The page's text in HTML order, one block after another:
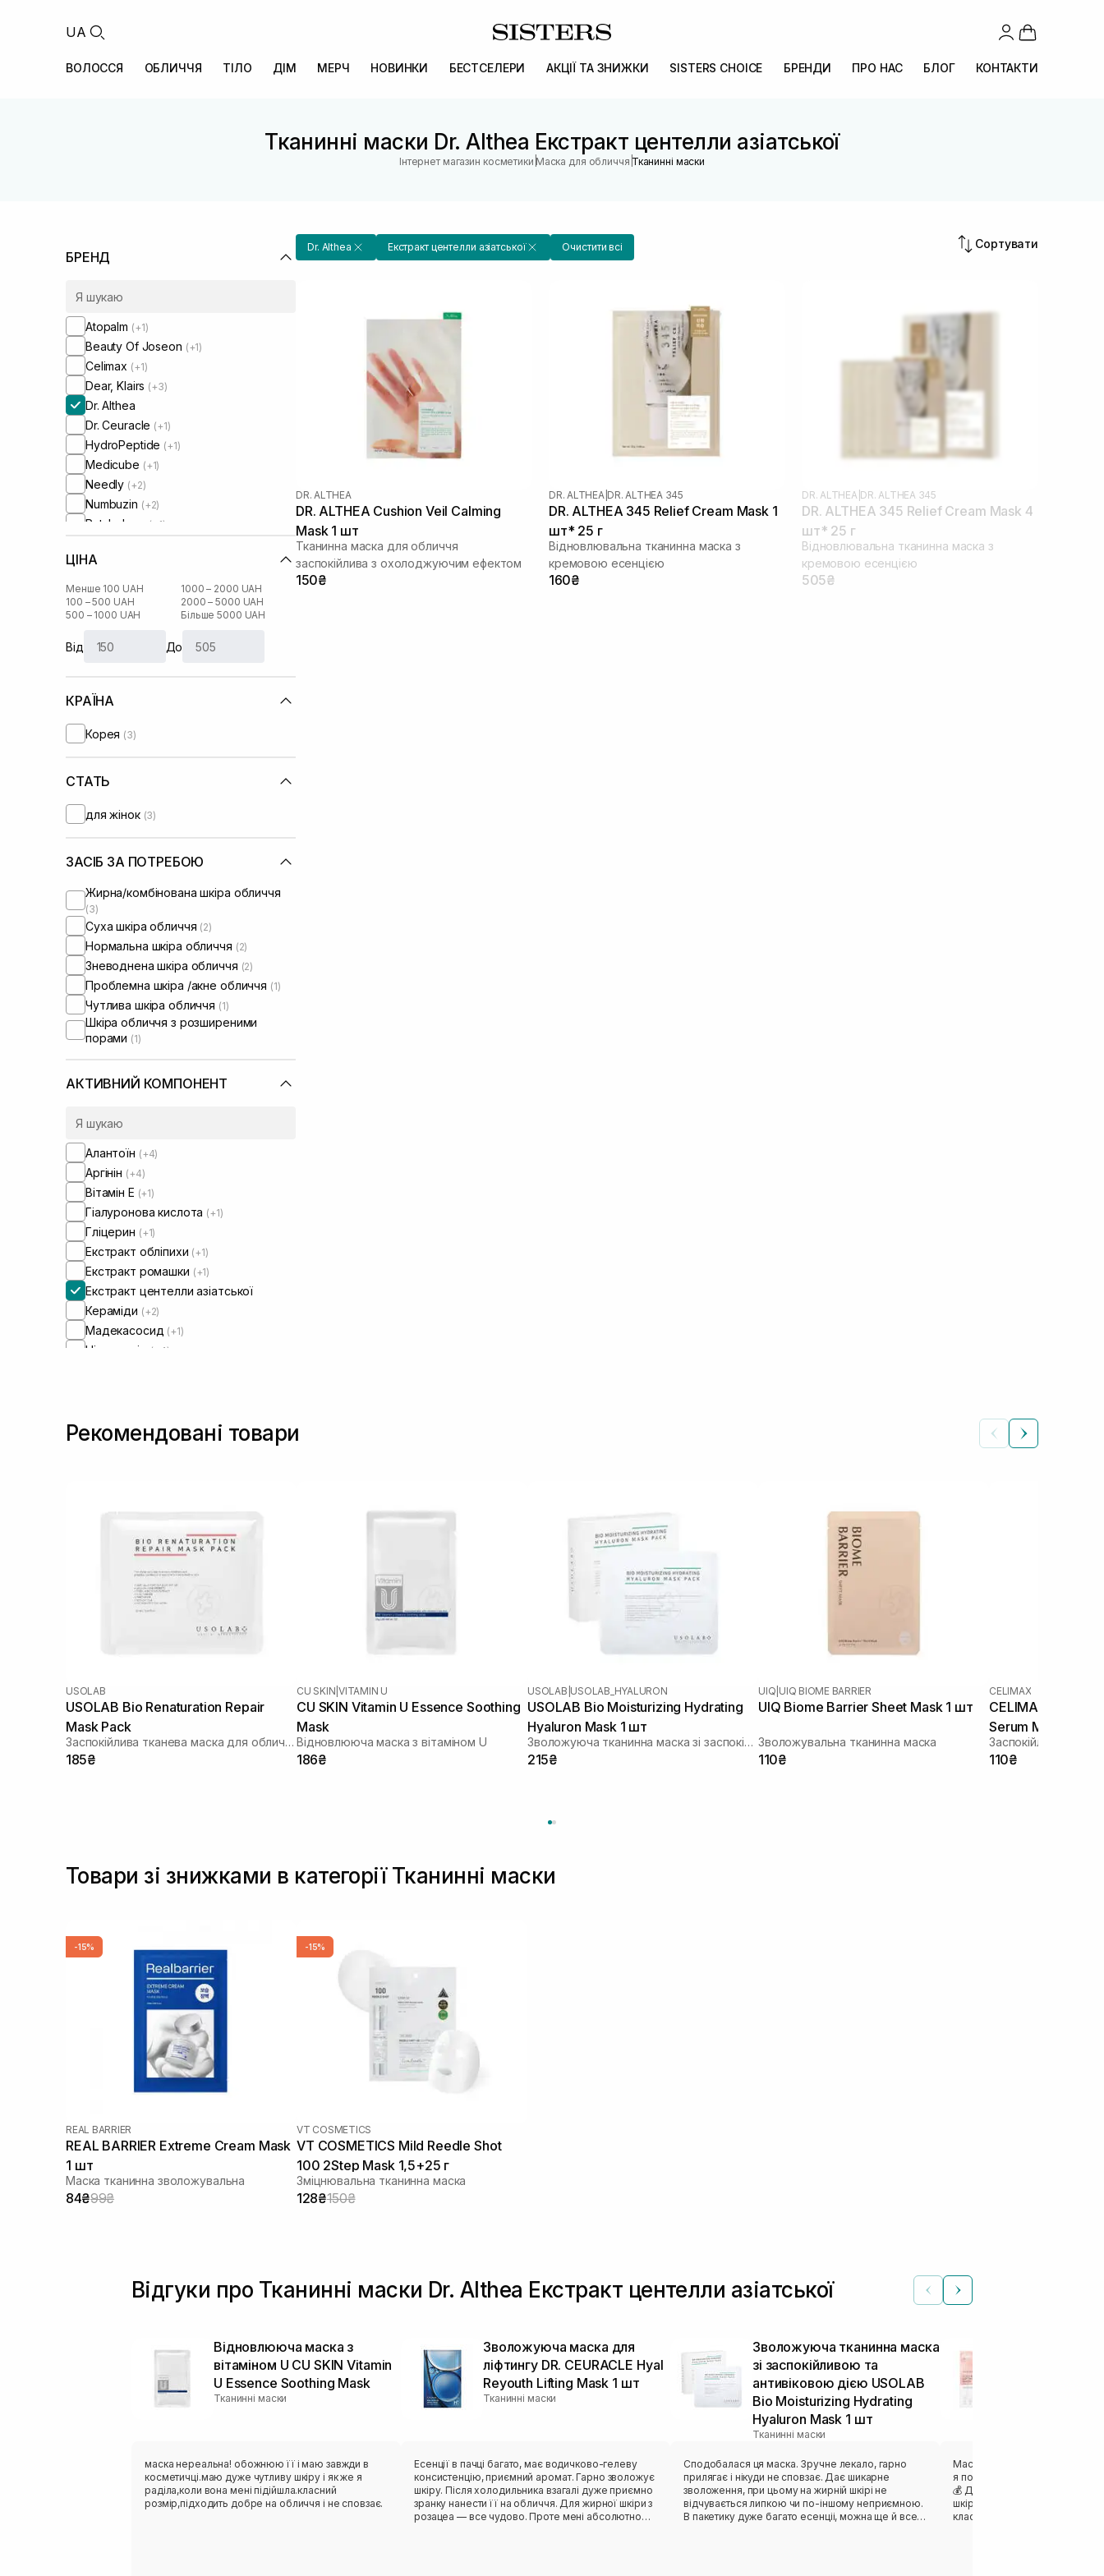
UA
ВОЛОССЯ ОБЛИЧЧЯ ТІЛО ДІМ МЕРЧ НОВИНКИ БЕСТСЕЛЕРИ АКЦІЇ ТА ЗНИЖКИ SISTERS CHOICE БРЕНДИ ПРО НАС БЛОГ КОНТАКТИ
Тканинні маски Dr. Althea Екстракт центелли азіатської
Інтернет магазин косметики |Маска для обличчя |Тканинні маски
БРЕНД
Atopalm (+1)
Beauty Of Joseon (+1)
Celimax (+1)
Dear, Klairs (+3)
Dr. Althea
Dr. Ceuracle (+1)
HydroPeptide (+1)
Medicube (+1)
Needly (+2)
Numbuzin (+2)
Patchology (+1)
Round Lab
Skin1004 (+4)
UIQ(+1)
Usolab(+1)
VT Cosmetics (+1)
ЦІНА
Менше 100 UAH
100 – 500 UAH
500 – 1000 UAH
1000 – 2000 UAH
2000 – 5000 UAH
Більше 5000 UAH
Від До
КРАЇНА
Корея (3)
СТАТЬ
для жінок (3)
ЗАСІБ ЗА ПОТРЕБОЮ
Жирна/комбінована шкіра обличчя
(3)
Суха шкіра обличчя (2)
Нормальна шкіра обличчя (2)
Зневоднена шкіра обличчя (2)
Проблемна шкіра /акне обличчя (1)
Чутлива шкіра обличчя (1)
Шкіра обличчя з розширеними
порами (1)
АКТИВНИЙ КОМПОНЕНТ
Алантоїн (+4)
Аргінін (+4)
Вітамін Е (+1)
Гіалуронова кислота (+1)
Гліцерин (+1)
Екстракт обліпихи (+1)
Екстракт ромашки (+1)
Екстракт центелли азіатської
Кераміди (+2)
Мадекасосид (+1)
Ніацинамід (+4)
Полінуклеотиди(+1)
Ресвератрол (+2)
Dr. Althea Екстракт центелли азіатської Очистити всі Сортувати
DR. ALTHEA
DR. ALTHEA Cushion Veil Calming
Mask 1 шт
Тканинна маска для обличчя
заспокійлива з охолоджуючим ефектом
150₴
DR. ALTHEA DR. ALTHEA 345
DR. ALTHEA 345 Relief Cream Mask 1
шт* 25 г
Відновлювальна тканинна маска з
кремовою есенцією
160₴
DR. ALTHEA DR. ALTHEA 345
DR. ALTHEA 345 Relief Cream Mask 4
шт* 25 г
Відновлювальна тканинна маска з
кремовою есенцією
505₴
Рекомендовані товари
USOLAB
USOLAB Bio Renaturation Repair
Mask Pack
Заспокійлива тканева маска для обличчя
185₴
CU SKIN |VITAMIN U
CU SKIN Vitamin U Essence Soothing
Mask
Відновлююча маска з вітаміном U
186₴
USOLAB USOLAB_HYALURON
USOLAB Bio Moisturizing Hydrating
Hyaluron Mask 1 шт
Зволожуюча тканинна маска зі заспокійливою та антивіковою дією
215₴
UIQ UIQ BIOME BARRIER
UIQ Biome Barrier Sheet Mask 1 шт
Зволожувальна тканинна маска
110₴
CELIMAX
CELIMAX The
Serum Mask 1 шт
110₴
Товари зі знижками в категорії Тканинні маски
-15%
REAL BARRIER
REAL BARRIER Extreme Cream Mask
1 шт
Маска тканинна зволожувальна
84₴99₴
-15%
VT COSMETICS
VT COSMETICS Mild Reedle Shot
100 2Step Mask 1,5+25 г
Зміцнювальна тканинна маска
128₴150₴
Відгуки про Тканинні маски Dr. Althea Екстракт центелли азіатської
Відновлююча маска з
вітаміном U CU SKIN Vitamin
U Essence Soothing Mask
Тканинні маски
маска нереальна! обожнюю її і маю завжди в
косметичці.маю дуже чутливу шкіру і як же я
раділа,коли вона мені підійшла.класний
розмір,підходить добре на обличчя і не сповзає.
Зволожуюча маска для
ліфтингу DR. CEURACLE Hyal
Reyouth Lifting Mask 1 шт
Тканинні маски
Есенції в пачці багато, має водичково-гелеву
консистенцію, приємний аромат. Гарно зволожує
шкіру. Після холодильника взагалі дуже приємно
зранку нанести її на обличчя. Для жирної шкіри з
розацеа — все чудово. Проте мені абсолютно
Зволожуюча тканинна маска
зі заспокійливою та
антивіковою дією USOLAB
Bio Moisturizing Hydrating
Hyaluron Mask 1 шт
Тканинні маски
Сподобалася ця маска. Зручне лекало, гарно
прилягає і нікуди не сповзає. Дає шикарне
зволоження, при цьому на жирній шкірі не
відчувається липкою чи по-іншому неприємною.
В пакетику дуже багато есенціі, можна ще й все
Маска відзначилась своєю
я потім перелила і
💰 Дуже комфортний гель,
шкіру без відчуття липкості.
класний пламп-ефект на шкірі